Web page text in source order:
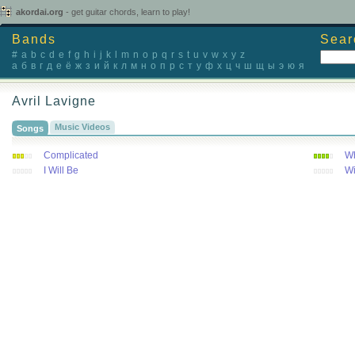
akordai.org - get guitar chords, learn to play!
Bands
# a b c d e f g h i j k m n o p q r s t u v w x y z
а б в г д е ё ж з и й к л м н о п р с т у ф х ц ч ш щ ы э ю я
Avril Lavigne
Songs Music Videos
Complicated
I Will Be